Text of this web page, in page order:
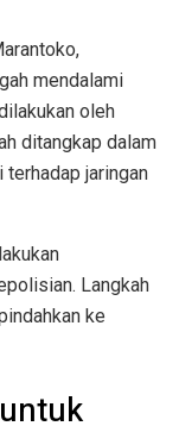
mendalami
oleh
ditangkap dalam
jaringan
Langkah
ke